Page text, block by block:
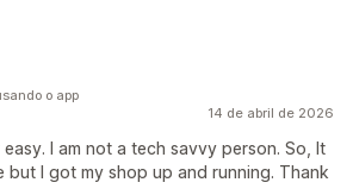
14 de abril de 2026
I am not a tech savvy person. So, It
but I got my shop up and running. Thank
o app